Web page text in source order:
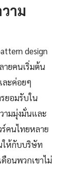
าม
design
ายคนเริ่มต้น
ละค่อยๆ
ยอมรับใน
ามมุ่งมั่นและ
คนไทยหลาย
ให้กับบริษัท
อนพวกเขาไม่